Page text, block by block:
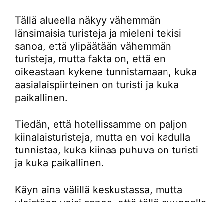
Tällä alueella näkyy vähemmän
länsimaisia turisteja ja mieleni tekisi
sanoa, että ylipäätään vähemmän
turisteja, mutta fakta on, että en
oikeastaan kykene tunnistamaan, kuka
aasialaispiirteinen on turisti ja kuka
paikallinen.
Tiedän, että hotellissamme on paljon
kiinalaisturisteja, mutta en voi kadulla
tunnistaa, kuka kiinaa puhuva on turisti
ja kuka paikallinen.
Käyn aina välillä keskustassa, mutta